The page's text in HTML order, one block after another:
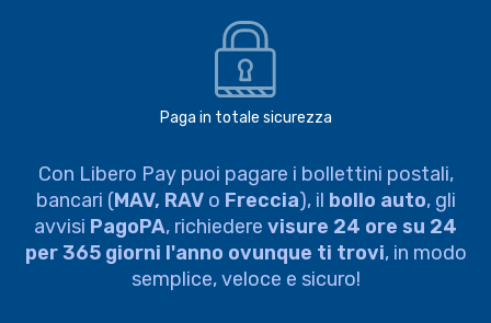
Paga in totale sicurezza
Con Libero Pay puoi pagare i bollettini postali,
bancari (MAV, RAVo Freccia), il bollo auto, gli
avvisi PagoPA, richiedere visure 24 ore su 24
per 365 giorni l'anno ovunque ti trovi, in modo
semplice, veloce e sicuro!